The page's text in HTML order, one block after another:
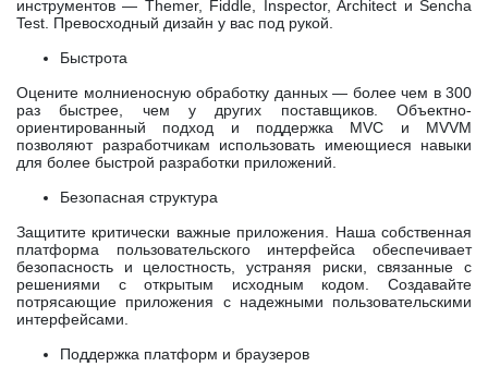
инструментов — Themer, Fiddle, Inspector, Architect и Sencha
Test. Превосходный дизайн у вас под рукой.
Быстрота
Оцените молниеносную обработку данных — более чем в 300
раз быстрее, чем у других поставщиков. Объектно-
ориентированный подход и поддержка MVC и MVVM
позволяют разработчикам использовать имеющиеся навыки
для более быстрой разработки приложений.
Безопасная структура
Защитите критически важные приложения. Наша собственная
платформа пользовательского интерфейса обеспечивает
безопасность и целостность, устраняя риски, связанные с
решениями с открытым исходным кодом. Создавайте
потрясающие приложения с надежными пользовательскими
интерфейсами.
Поддержка платформ и браузеров